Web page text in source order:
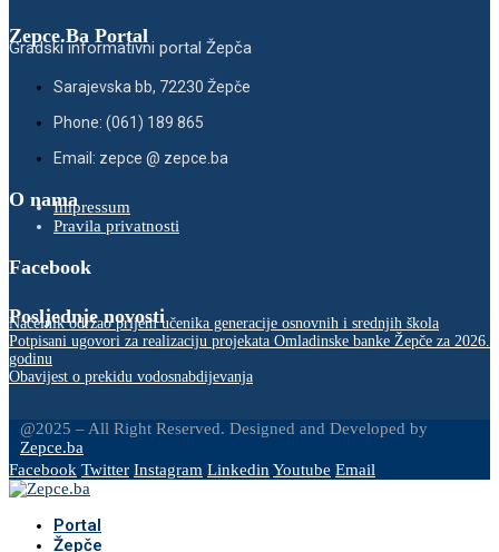
Zepce.Ba Portal
Gradski informativni portal Žepča
Sarajevska bb, 72230 Žepče
Phone: (061) 189 865
Email: zepce @ zepce.ba
O namaImpressum
Pravila privatnosti
Facebook
Posljednje novosti
Načelnik održao prijem učenika generacije osnovnih i srednjih škola
Potpisani ugovori za realizaciju projekata Omladinske banke Žepče za 2026.
godinu
Obavijest o prekidu vodosnabdijevanja
@2025 – All Right Reserved. Designed and Developed by
Zepce.ba
Facebook Twitter Instagram LinkedinYoutube Email
Portal
Žepče